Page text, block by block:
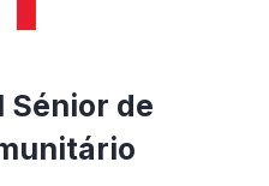
Sénior de